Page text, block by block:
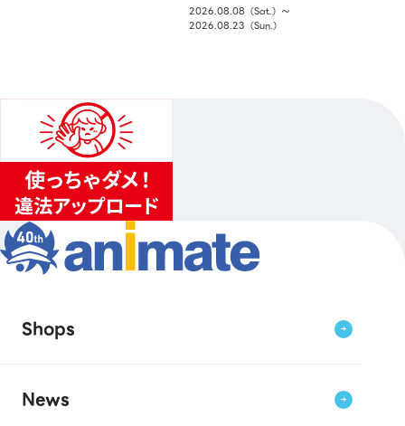
2026.08.08（Sat.）〜
2026.08.23（Sun.）
Shops
News